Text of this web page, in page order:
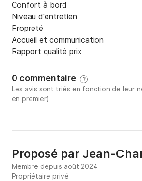
Confort à bord
Niveau d'entretien
Propreté
Accueil et communication
Rapport qualité prix
0 commentaire ?
Les avis sont triés en fonction de leur
en premier)
Proposé par Jean-
Membre depuis août 2024
Propriétaire privé